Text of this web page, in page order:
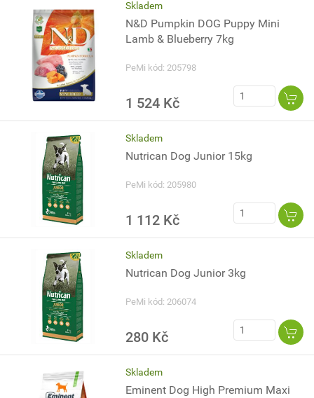
Skladem
N&D Pumpkin DOG Puppy Mini
Lamb & Blueberry 7kg
PeMi kód: 205798
1 524 Kč
Skladem
Nutrican Dog Junior 15kg
PeMi kód: 205980
1 112 Kč
Skladem
Nutrican Dog Junior 3kg
PeMi kód: 206074
280 Kč
Skladem
Eminent Dog High Premium Maxi